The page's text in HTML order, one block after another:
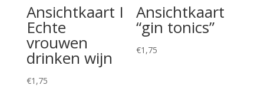
Ansichtkaart I
Echte
vrouwen
drinken wijn
€1,75
Ansichtkaart
“gin tonics”
€1,75